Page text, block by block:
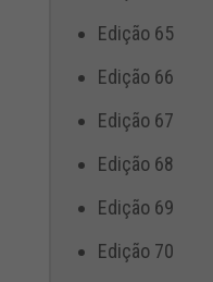
Edição 65
Edição 66
Edição 67
Edição 68
Edição 69
Edição 70